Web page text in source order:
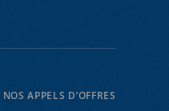
NOS APPELS D’OFFRES